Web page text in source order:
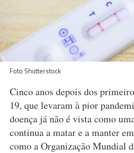
Foto Shutterstock
Cinco anos depois dos
19, que levaram à pior
doença já não é vista como
continua a matar e a manter
como a Organização Mundial